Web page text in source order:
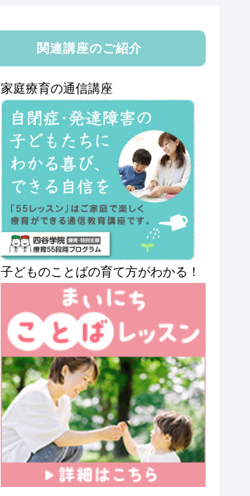
関連講座のご紹介
家庭療育の通信講座
子どものことばの育て方がわかる！